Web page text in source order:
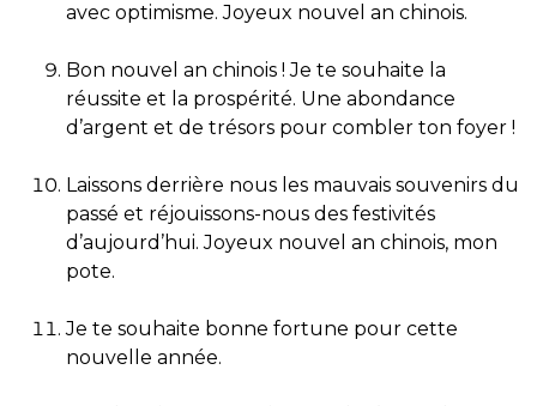
avec optimisme. Joyeux nouvel an chinois.
Bon nouvel an chinois ! Je te souhaite la
réussite et la prospérité. Une abondance
d’argent et de trésors pour combler ton foyer !
Laissons derrière nous les mauvais souvenirs du
passé et réjouissons-nous des festivités
d’aujourd’hui. Joyeux nouvel an chinois, mon
pote.
Je te souhaite bonne fortune pour cette
nouvelle année.